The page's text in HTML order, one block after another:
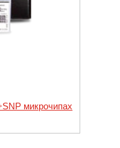
микрочипах